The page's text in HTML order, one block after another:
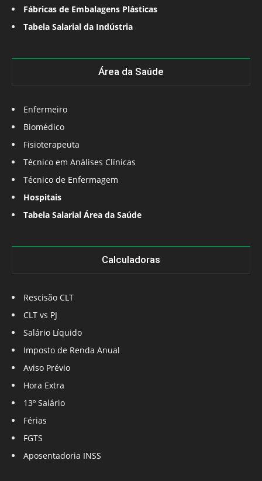
Fábricas de Embalagens Plásticas
Tabela Salarial da Indústria
Área da Saúde
Enfermeiro
Biomédico
Fisioterapeuta
Técnico em Análises Clínicas
Técnico de Enfermagem
Hospitais
Tabela Salarial Área da Saúde
Calculadoras
Rescisão CLT
CLT vs PJ
Salário Líquido
Imposto de Renda Anual
Aviso Prévio
Hora Extra
13º Salário
Férias
FGTS
Aposentadoria INSS